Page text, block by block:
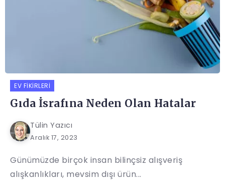
EV FIKIRLERI
Gıda İsrafına Neden Olan Hatalar
Tülin Yazıcı
Aralık 17, 2023
Günümüzde birçok insan bilinçsiz alışveriş
alışkanlıkları, mevsim dışı ürün...